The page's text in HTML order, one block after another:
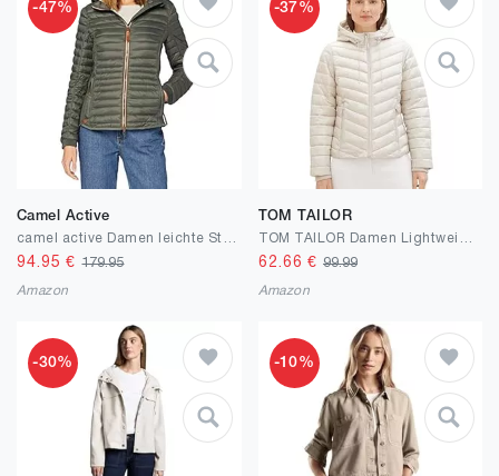
-47%
Camel Active
94.95 €179.95
Amazon
-37%
TOM TAILOR
62.66 € 99.99
Amazon
-30% -10%